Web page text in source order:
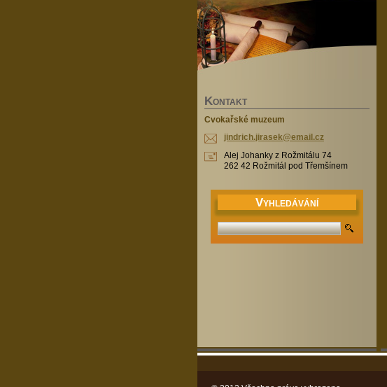
KONTAKT
Cvokařské muzeum
jindrich.jirasek@email.cz
Alej Johanky z Rožmitálu 74
262 42 Rožmitál pod Třemšínem
VYHLEDÁVÁNÍ